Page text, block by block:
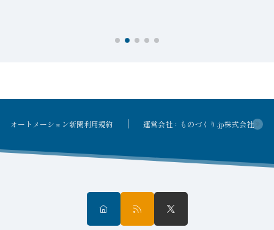
オートメーション新聞利用規約 運営会社：ものづくり.jp株式会社